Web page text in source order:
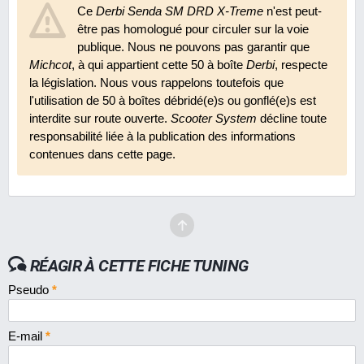
CeDerbi Senda SM DRD X-Treme n'est peut-
être pas homologué pour circuler sur la voie
publique. Nous ne pouvons pas garantir que
Michcot, à qui appartient cette 50 à boîte Derbi, respecte
la législation. Nous vous rappelons toutefois que
l'utilisation de 50 à boîtes débridé(e)s ou gonflé(e)s est
interdite sur route ouverte. Scooter System décline toute
responsabilité liée à la publication des informations
contenues dans cette page.
RÉAGIR À CETTE FICHE TUNING
Pseudo *
E-mail *